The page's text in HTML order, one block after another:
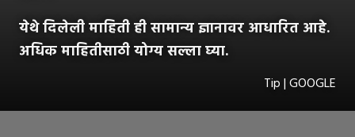
येथे दिलेली माहिती ही सामान्य ज्ञानावर आधारित आहे.
अधिक माहितीसाठी योग्य सल्ला घ्या.
Tip | GOOGLE